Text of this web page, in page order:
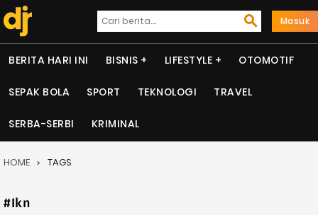
Masuk
BERITA HARI INI BISNIS LIFESTYLE OTOMOTIF
SEPAK BOLA SPORT TEKNOLOGI TRAVEL
SERBA-SERBI KRIMINAL
HOME TAGS
#Ikn